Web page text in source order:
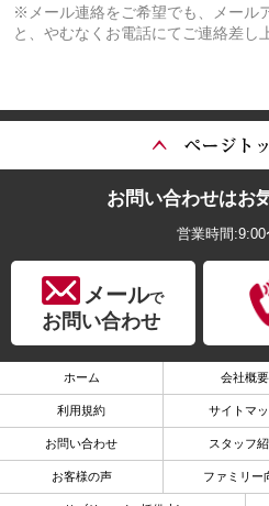
※メール連絡をご希望でも、メール
と、やむなくお電話にてご連絡差し
お問い合わせはお
営業時間:9:00
メールで
お問い合わせ
ホーム 会社概要
利用規約 サイトマ
お問い合わせ スタッフ
お客様の声 ファミリー